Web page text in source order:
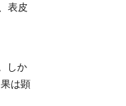
表皮
しか
は顕